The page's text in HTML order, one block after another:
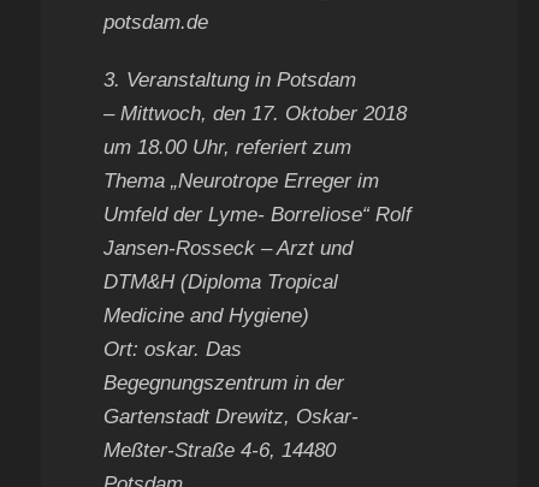
potsdam.de
3. Veranstaltung in Potsdam
– Mittwoch, den 17. Oktober 2018
um 18.00 Uhr, referiert zum
Thema „Neurotrope Erreger im
Umfeld der Lyme- Borreliose“ Rolf
Jansen-Rosseck – Arzt und
DTM&H (Diploma Tropical
Medicine and Hygiene)
Ort: oskar. Das
Begegnungszentrum in der
Gartenstadt Drewitz, Oskar-
Meßter-Straße 4-6, 14480